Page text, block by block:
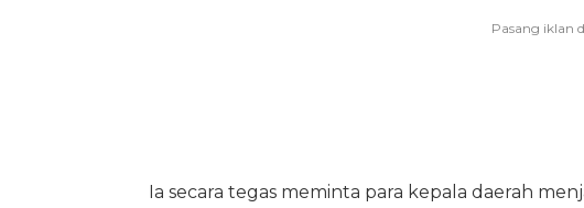
Ia secara tegas meminta para kepala daerah